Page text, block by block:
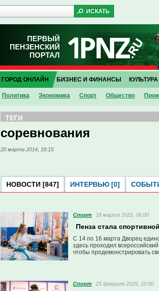
ПЕРВЫЙ
ПЕНЗЕНСКИЙ
ПОРТАЛ
ГОРОД ОНЛАЙН
Политика Экономика Спорт Общество
БИЗНЕС И ФИНАНСЫ КУЛЬТУРА
ТЕГИ
соревнования
20 марта 2014, 18:15
НОВОСТИ [847] ИНТЕРВЬЮ [0]
Спорт 18 марта 2025, 06:00
Пенза стала
С 14 по 16 марта Дворец
здесь проходил
чтобы продемонстрировать
Спорт 25 февраля 2025, 10:00